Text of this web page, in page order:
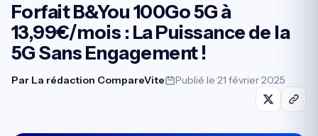
Forfait B&You 100Go 5G à
13,99€/mois : La Puissance de la
5G Sans Engagement !
Par La rédaction CompareVite Publié le 21 février 2025